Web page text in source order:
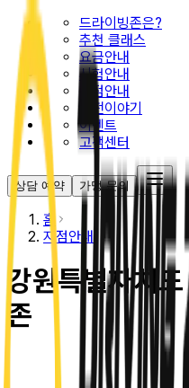
드라이빙존은?
추천 클래스
요금안내
시험안내
지점안내
운전이야기
이벤트
고객센터
상담 예약 가맹 문의
홈
지점안내
강원특별자치
존